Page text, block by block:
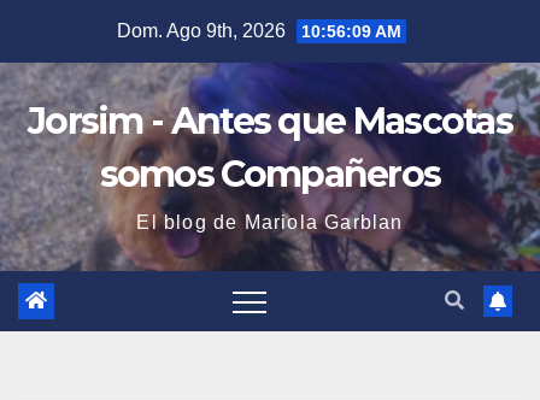
contenido
Dom. Ago 9th, 2026 10:56:10 AM
Jorsim - Antes que Mascotas
somos Compañeros
El blog de Mariola Garblan